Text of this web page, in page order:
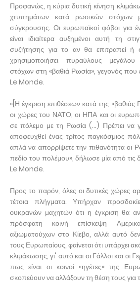
Προφανώς, η κύρια δυτική κίνηση
χτυπημάτων κατά ρωσικών στόχων
σύγκρουσης. Οι ευρωπαϊκοί φόβοι για
είναι ιδιαίτερα αυξημένοι αυτή τη
συζήτησης για το αν θα επιτραπεί ή
χρησιμοποιήσει πυραύλους μεγάλου
στόχων στη «βαθιά Ρωσία», γεγονός που
Le Monde.
«[Η έγκριση επιθέσεων κατά της «βαθιάς
οι χώρες του ΝΑΤΟ, οι ΗΠΑ και οι
σε πόλεμο με τη Ρωσία (...) Πρέπει να
αποφευχθεί ένας τρίτος παγκόσμιος
απλά να απορρίψετε την πιθανότητα οι
πεδίο του πολέμου», δήλωσε μία από τις
Le Monde.
Προς το παρόν, όλες οι δυτικές χώρες
τέτοια πλήγματα. Υπήρχαν
ουκρανών μαχητών ότι η έγκριση θα
πρόσφατη κοινή επίσκεψη
αξιωματούχων στο Κίεβο, αλλά αυτό
τους Ευρωπαίους, φαίνεται ότι υπάρχει
κλιμάκωσης, γι' αυτό και οι Γάλλοι και οι
πως είναι οι κοινοί «ηγέτες» της
σκοπεύουν να αλλάξουν τη θέση τους για